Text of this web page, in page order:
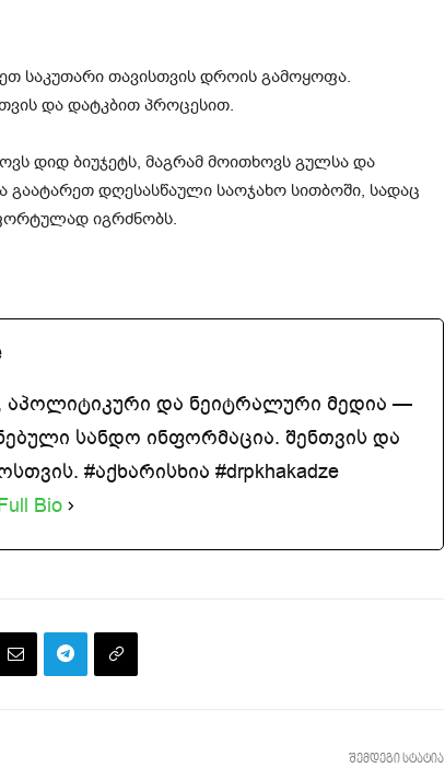
საკუთარი თავისთვის დროის გამოყოფა.
და დატკბით პროცესით.
დიდ ბიუჯეტს, მაგრამ მოითხოვს გულსა და
გაატარეთ დღესასწაული საოჯახო სითბოში, სადაც
იგრძნობს.
აპოლიტიკური და ნეიტრალური მედია —
სანდო ინფორმაცია. შენთვის და
#აქხარისხია #drpkhakadze
Bio
შემდეგი სტატია